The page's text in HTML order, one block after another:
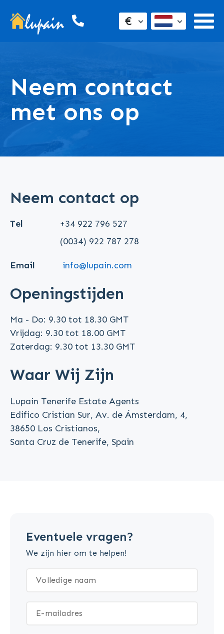
€
Neem contact
met ons op
Neem contact op
Tel
+34 922 796 527
(0034) 922 787 278
Email info@lupain.com
Openingstijden
Ma - Do: 9.30 tot 18.30 GMT
Vrijdag: 9.30 tot 18.00 GMT
Zaterdag: 9.30 tot 13.30 GMT
Waar Wij Zijn
Lupain Tenerife Estate Agents
Edifico Cristian Sur, Av. de Ámsterdam, 4,
38650 Los Cristianos,
Santa Cruz de Tenerife, Spain
Eventuele vragen?
We zijn hier om te helpen!